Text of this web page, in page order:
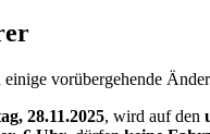
vorübergehende
28.11.2025, wird auf den